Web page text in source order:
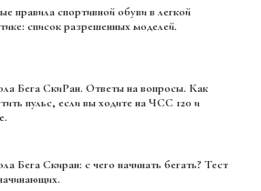
список разрешенных моделей.
пульс, если вы ходите на ЧСС 120 и